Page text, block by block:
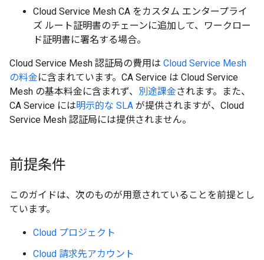
Cloud Service Mesh CA をカスタム エンタープライ
ズ ルート証明書のチェーンに追加して、ワークロー
ド証明書に署名する場合。
Cloud Service Mesh 認証局の費用は Cloud Service Mesh
の料金に含まれています。CA Service は Cloud Service
Mesh の基本料金に含まれず、 別途課金されます。また、
CA Service には明示的な SLA が提供されますが、Cloud
Service Mesh 認証局には提供されません。
前提条件
このガイドは、次のものが用意されていることを前提とし
ています。
Cloud プロジェクト
Cloud 請求先アカウント